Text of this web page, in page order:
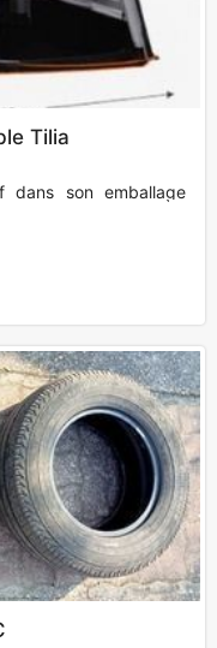
Tilia
dans son emballage